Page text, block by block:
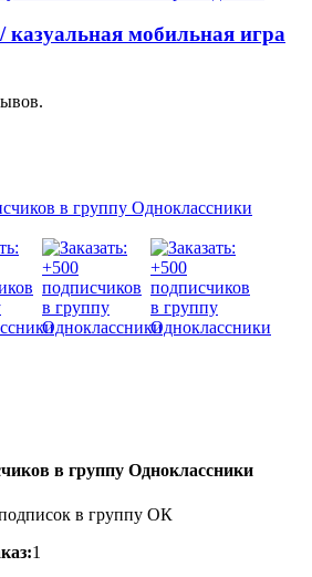
казуальная мобильная игра
в группу Одноклассники
подписок в группу ОК
1